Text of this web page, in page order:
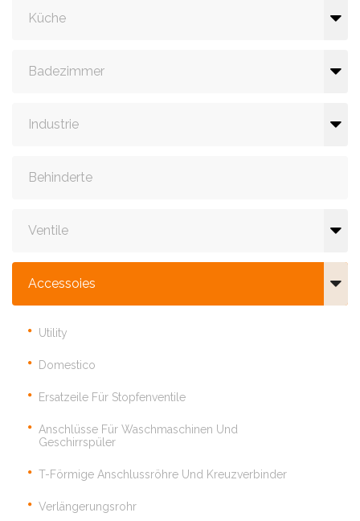
Küche
Badezimmer
Industrie
Behinderte
Ventile
Accessoies
Utility
Domestico
Ersatzeile Für Stopfenventile
Anschlüsse Für Waschmaschinen Und
Geschirrspüler
T-Förmige Anschlussröhre Und Kreuzverbinder
Verlängerungsrohr